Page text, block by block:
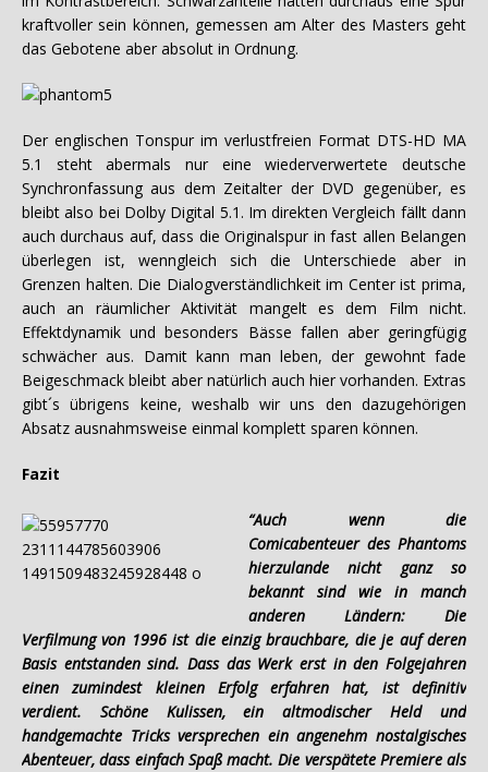
kraftvoller sein können, gemessen am Alter des Masters geht
das Gebotene aber absolut in Ordnung.
Der englischen Tonspur im verlustfreien Format DTS-HD MA
5.1 steht abermals nur eine wiederverwertete deutsche
Synchronfassung aus dem Zeitalter der DVD gegenüber, es
bleibt also bei Dolby Digital 5.1. Im direkten Vergleich fällt dann
auch durchaus auf, dass die Originalspur in fast allen Belangen
überlegen ist, wenngleich sich die Unterschiede aber in
Grenzen halten. Die Dialogverständlichkeit im Center ist prima,
auch an räumlicher Aktivität mangelt es dem Film nicht.
Effektdynamik und besonders Bässe fallen aber geringfügig
schwächer aus. Damit kann man leben, der gewohnt fade
Beigeschmack bleibt aber natürlich auch hier vorhanden. Extras
gibt´s übrigens keine, weshalb wir uns den dazugehörigen
Absatz ausnahmsweise einmal komplett sparen können.
Fazit
“Auch wenn die
Comicabenteuer des Phantoms
hierzulande nicht ganz so
bekannt sind wie in manch
anderen Ländern: Die
Verfilmung von 1996 ist die einzig brauchbare, die je auf deren
Basis entstanden sind. Dass das Werk erst in den Folgejahren
einen zumindest kleinen Erfolg erfahren hat, ist definitiv
verdient. Schöne Kulissen, ein altmodischer Held und
handgemachte Tricks versprechen ein angenehm nostalgisches
Abenteuer, dass einfach Spaß macht. Die verspätete Premiere als